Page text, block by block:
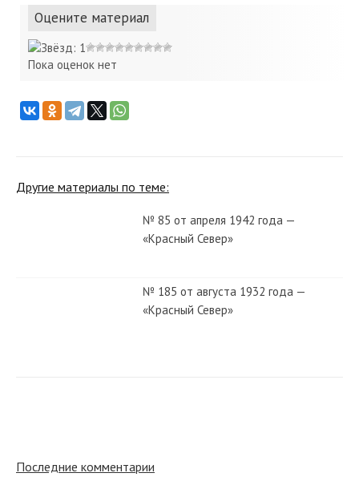
Оцените материал
Пока оценок нет
Другие материалы по теме:
№ 85 от апреля 1942 года —
«Красный Север»
№ 185 от августа 1932 года —
«Красный Север»
Последние комментарии